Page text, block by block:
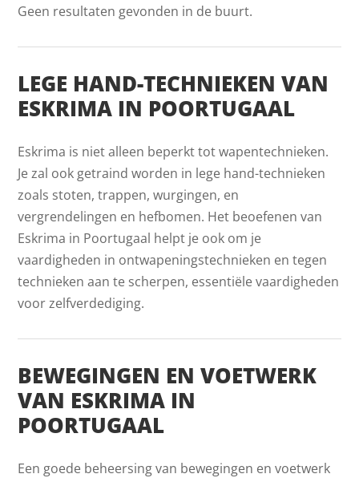
Geen resultaten gevonden in de buurt.
LEGE HAND-TECHNIEKEN VAN
ESKRIMA IN POORTUGAAL
Eskrima is niet alleen beperkt tot wapentechnieken.
Je zal ook getraind worden in lege hand-technieken
zoals stoten, trappen, wurgingen, en
vergrendelingen en hefbomen. Het beoefenen van
Eskrima in Poortugaal helpt je ook om je
vaardigheden in ontwapeningstechnieken en tegen
technieken aan te scherpen, essentiële vaardigheden
voor zelfverdediging.
BEWEGINGEN EN VOETWERK
VAN ESKRIMA IN
POORTUGAAL
Een goede beheersing van bewegingen en voetwerk